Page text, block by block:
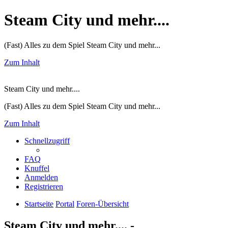
Steam City und mehr....
(Fast) Alles zu dem Spiel Steam City und mehr...
Zum Inhalt
Steam City und mehr....
(Fast) Alles zu dem Spiel Steam City und mehr...
Zum Inhalt
Schnellzugriff
FAQ
Knuffel
Anmelden
Registrieren
Startseite Portal Foren-Übersicht
Steam City und mehr.... -